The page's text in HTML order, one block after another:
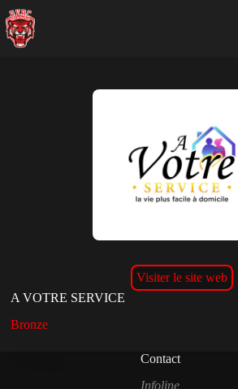
Passer
au
contenu
Visiter le site web
A VOTRE SERVICE
Bronze
Contact
Infoline